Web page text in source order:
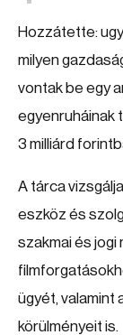
Hozzátette:
milyen
vontak be egy
egyenruháinak
3 milliárd
A tárca
eszköz és
szakmai és
ügyét, valamint
körülményeit is.